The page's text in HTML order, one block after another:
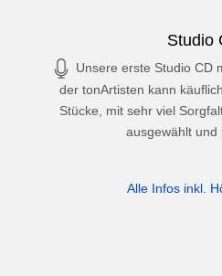
Studio
Unsere erste Studio CD
der tonArtisten kann
Stücke, mit sehr viel
ausgewählt und
Alle Infos inkl.